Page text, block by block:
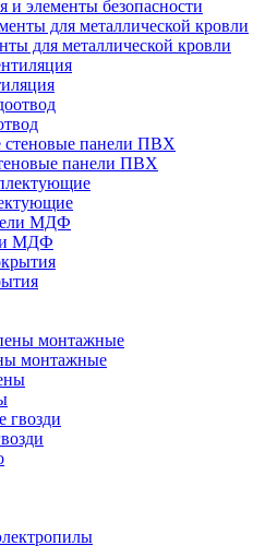
и элементы безопасности
для металлической кровли
панели ПВХ
МДФ
монтажные